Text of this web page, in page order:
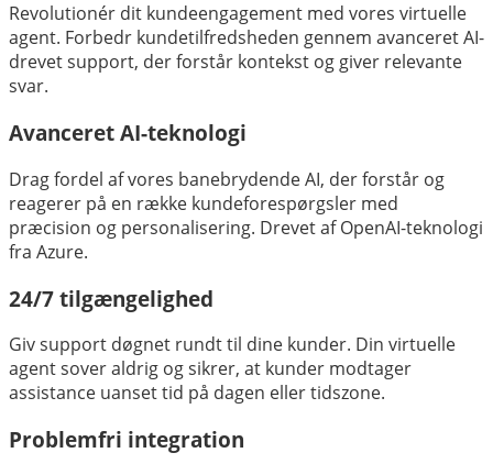
Revolutionér dit kundeengagement med vores virtuelle
agent. Forbedr kundetilfredsheden gennem avanceret AI-
drevet support, der forstår kontekst og giver relevante
svar.
Avanceret AI-teknologi
Drag fordel af vores banebrydende AI, der forstår og
reagerer på en række kundeforespørgsler med
præcision og personalisering. Drevet af OpenAI-teknologi
fra Azure.
24/7 tilgængelighed
Giv support døgnet rundt til dine kunder. Din virtuelle
agent sover aldrig og sikrer, at kunder modtager
assistance uanset tid på dagen eller tidszone.
Problemfri integration